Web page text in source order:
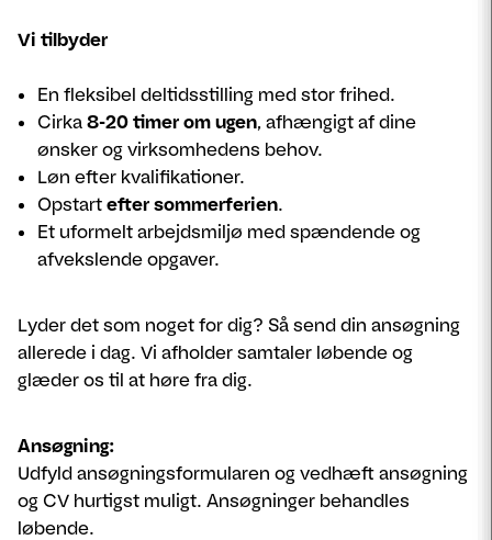
Vi tilbyder
En fleksibel deltidsstilling med stor frihed.
Cirka 8-20 timer om ugen, afhængigt af dine
ønsker og virksomhedens behov.
Løn efter kvalifikationer.
Opstart efter sommerferien.
Et uformelt arbejdsmiljø med spændende og
afvekslende opgaver.
Lyder det som noget for dig? Så send din ansøgning
allerede i dag. Vi afholder samtaler løbende og
glæder os til at høre fra dig.
Ansøgning:
Udfyld ansøgningsformularen og vedhæft ansøgning
og CV hurtigst muligt. Ansøgninger behandles
løbende.